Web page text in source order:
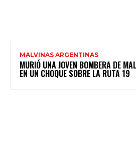
MALVINAS ARGENTINAS
MURIÓ UNA JOVEN BOMBERA DE
EN UN CHOQUE SOBRE LA RUTA 19